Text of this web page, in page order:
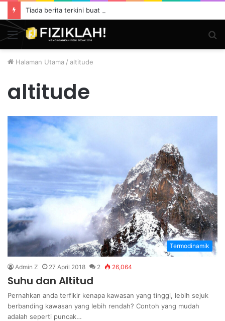
Tiada berita terkini buat masa ini.
Menu
Halaman Utama / altitude
altitude
Termodinamik
Admin Z 27 April 2018 2 26,064
Suhu dan Altitud
Pernahkan anda terfikir kenapa kawasan yang tinggi, lebih sejuk
berbanding kawasan yang lebih rendah? Contoh yang mudah
adalah seperti puncak…